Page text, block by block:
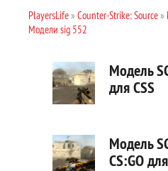
PlayersLife» Counter-Strike: Source»
Модели sig 552
Модель
для CSS
Модель
CS:GO